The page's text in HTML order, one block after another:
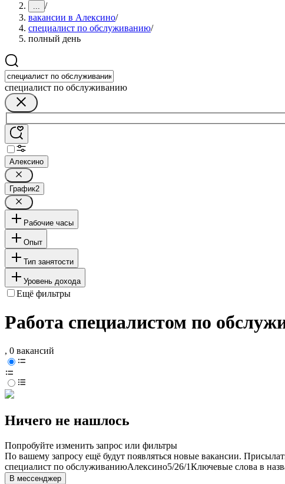
... /
вакансии в Алексино/
специалист по обслуживанию/
полный день
специалист по обслуживанию
Алексино
График2
Рабочие часы
Опыт
Тип занятости
Уровень дохода
Ещё фильтры
Работа специалистом по
, 0 вакансий
Ничего не нашлось
Попробуйте изменить запрос или фильтры
По вашему запросу ещё будут появляться новые вакансии.
специалист по обслуживаниюАлексино5/26/1Ключевые слова в
В мессенджер